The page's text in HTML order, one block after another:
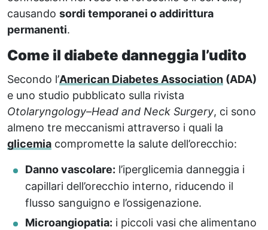
causando sordi temporanei o addirittura
permanenti.
Come il diabete danneggia l’udito
Secondo l’American Diabetes Association (ADA)
e uno studio pubblicato sulla rivista
Otolaryngology–Head and Neck Surgery, ci sono
almeno tre meccanismi attraverso i quali la
glicemia compromette la salute dell’orecchio:
Danno vascolare: l’iperglicemia danneggia i
capillari dell’orecchio interno, riducendo il
flusso sanguigno e l’ossigenazione.
Microangiopatia: i piccoli vasi che alimentano